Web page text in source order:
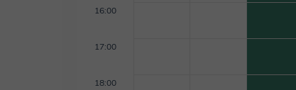
16:00
17:00
18:00